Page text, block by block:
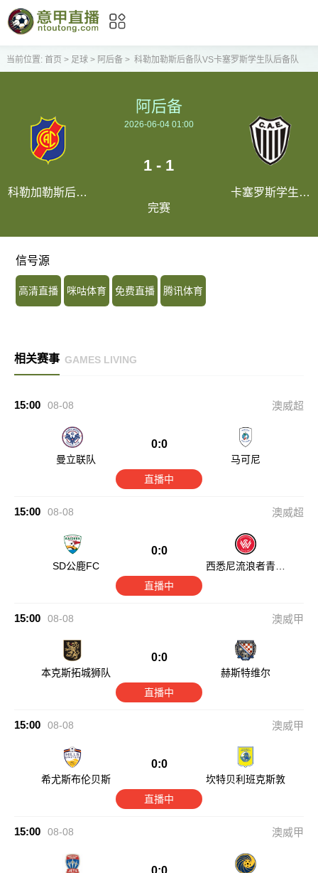
当前位置: 首页 > 足球> 阿后备> 科勒加勒斯后备队VS卡塞罗斯学生队后备队
科勒加勒斯后备
阿后备
2026-06-04 01:00
1 - 1
完赛
卡塞罗斯学生队
信号源
高清直播 咪咕体育 免费直播 腾讯体育
相关赛事 GAMES LIVING
15:00 08-08 澳威超
曼立联队
0:0
马可尼
直播中
15:00 08-08 澳威超
SD公鹿FC
0:0
西悉尼流浪者青年
直播中
15:00 08-08 澳威甲
本克斯拓城狮队
0:0
赫斯特维尔
直播中
15:00 08-08 澳威甲
希尤斯布伦贝斯
0:0
坎特贝利班克斯敦
直播中
15:00 08-08 澳威甲
0:0